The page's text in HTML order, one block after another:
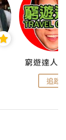
追蹤